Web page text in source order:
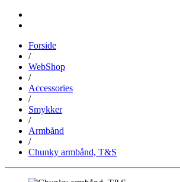
Forside
/
WebShop
/
Accessories
/
Smykker
/
Armbånd
/
Chunky armbånd, T&S